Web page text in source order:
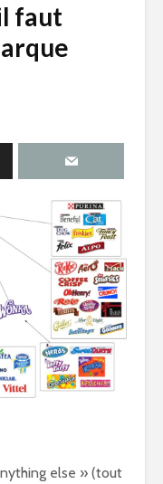
faut
else » (tout